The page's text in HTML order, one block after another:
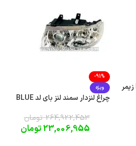
-91%
ویژه
چراغ لنزدار سمند لنز بای لد BLUE
264,922,453 تومان
23,006,955تومان